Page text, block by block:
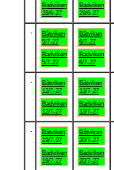
Badviken
28/6-27
Badviken
29/6-27
Båtviken
5/7-27
Badviken
5/7-27
Båtviken
6/7-27
Badviken
6/7-27
Båtviken
12/7-27
Badviken
12/7-27
Båtviken
13/7-27
Badviken
13/7-27
Båtviken
19/7-27
Badviken
19/7-27
Båtviken
20/7-27
Badviken
20/7-27